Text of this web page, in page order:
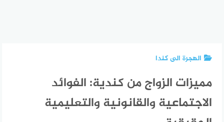
الهجرة الى كندا
مميزات الزواج من كندية: الفوائد
الاجتماعية والقانونية والتعليمية